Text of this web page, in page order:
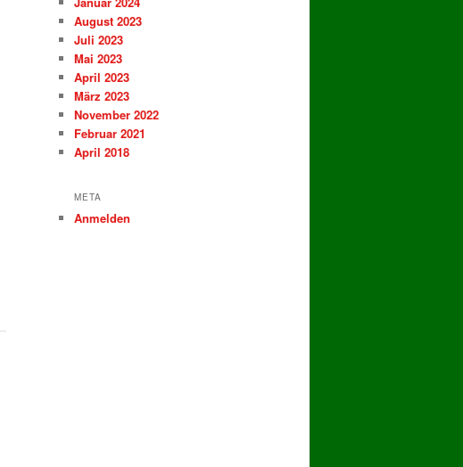
August 2023
Juli 2023
Mai 2023
April 2023
März 2023
November 2022
Februar 2021
April 2018
META
Anmelden